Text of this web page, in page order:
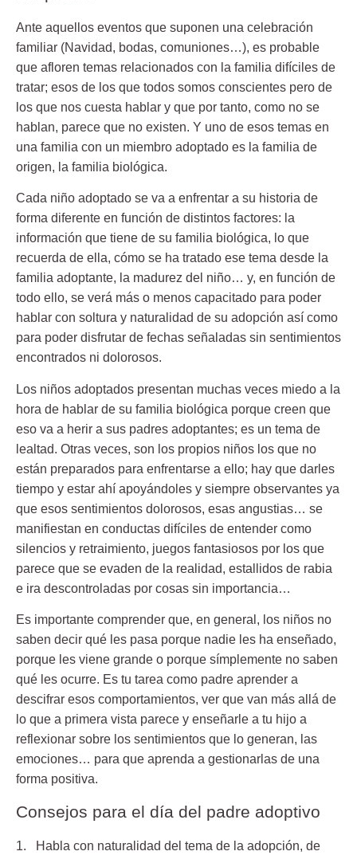
Ante aquellos eventos que suponen una celebración
familiar (Navidad, bodas, comuniones…), es probable
que afloren temas relacionados con la familia difíciles de
tratar; esos de los que todos somos conscientes pero de
los que nos cuesta hablar y que por tanto, como no se
hablan, parece que no existen. Y uno de esos temas en
una familia con un miembro adoptado es la familia de
origen, la familia biológica.
Cada niño adoptado se va a enfrentar a su historia de
forma diferente en función de distintos factores: la
información que tiene de su familia biológica, lo que
recuerda de ella, cómo se ha tratado ese tema desde la
familia adoptante, la madurez del niño… y, en función de
todo ello, se verá más o menos capacitado para poder
hablar con soltura y naturalidad de su adopción así como
para poder disfrutar de fechas señaladas sin sentimientos
encontrados ni dolorosos.
Los niños adoptados presentan muchas veces miedo a la
hora de hablar de su familia biológica porque creen que
eso va a herir a sus padres adoptantes; es un tema de
lealtad. Otras veces, son los propios niños los que no
están preparados para enfrentarse a ello; hay que darles
tiempo y estar ahí apoyándoles y siempre observantes ya
que esos sentimientos dolorosos, esas angustias… se
manifiestan en conductas difíciles de entender como
silencios y retraimiento, juegos fantasiosos por los que
parece que se evaden de la realidad, estallidos de rabia
e ira descontroladas por cosas sin importancia…
Es importante comprender que, en general, los niños no
saben decir qué les pasa porque nadie les ha enseñado,
porque les viene grande o porque símplemente no saben
qué les ocurre. Es tu tarea como padre aprender a
descifrar esos comportamientos, ver que van más allá de
lo que a primera vista parece y enseñarle a tu hijo a
reflexionar sobre los sentimientos que lo generan, las
emociones… para que aprenda a gestionarlas de una
forma positiva.
Consejos para el día del padre adoptivo
1. Habla con naturalidad del tema de la adopción, de